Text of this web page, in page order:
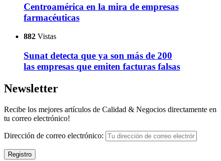
Centroamérica en la mira de empresas
farmacéuticas
882 Vistas
Sunat detecta que ya son más de 200
las empresas que emiten facturas falsas
Newsletter
Recibe los mejores artículos de Calidad & Negocios directamente en
tu correo electrónico!
Dirección de correo electrónico: